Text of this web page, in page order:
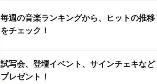
毎週の音楽ランキングから、ヒットの推移
をチェック！
試写会、登壇イベント、サインチェキなど
プレゼント！